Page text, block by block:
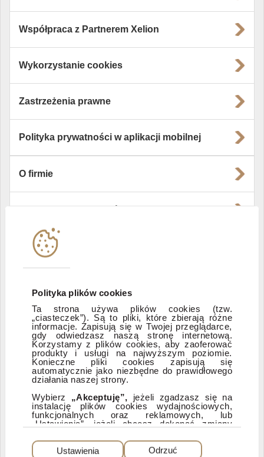
Polityka plików cookies
Ta strona używa plików cookies (tzw.
„ciasteczek”). Są to pliki, które zbierają różne
informacje. Zapisują się w Twojej przeglądarce,
gdy odwiedzasz naszą stronę internetową.
Korzystamy z plików cookies, aby zaoferować
produkty i usługi na najwyższym poziomie.
Konieczne pliki cookies zapisują się
automatycznie jako niezbędne do prawidłowego
działania naszej strony.
Wybierz „Akceptuję”, jeżeli zgadzasz się na
instalację plików cookies wydajnościowych,
funkcjonalnych oraz reklamowych, lub
„Ustawienia”, jeżeli chcesz dokonać zmiany
Dzięki plikom cookies możemy: udostępniać
Ustawienia Odrzuć
Współpraca z Partnerem Xelion
Wykorzystanie cookies
Zastrzeżenia prawne
Polityka prywatności w aplikacji mobilnej
O firmie
Instytucje współpracujące
Zastrzeżenia prawne
ESG
PEŁNA WERSJA SERWISU